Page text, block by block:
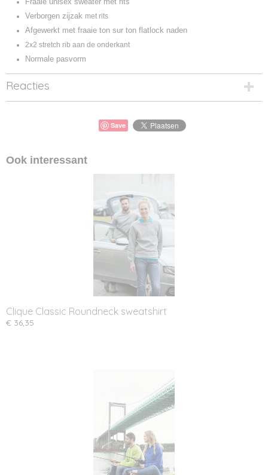
Verborgen zijzak met rits
Afgewerkt met fraaie ton sur ton flatlock naden
2x2 stretch rib aan de onderkant
Normale pasvorm
Reacties
Save
Ook interessant
Clique Classic Roundneck sweatshirt
€ 36,35